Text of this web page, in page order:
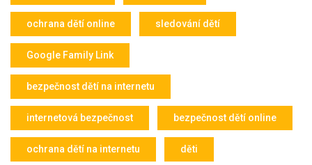
ochrana dětí online sledování dětí
Google Family Link
bezpečnost dětí na internetu
internetová bezpečnost bezpečnost dětí online
ochrana dětí na internetu děti